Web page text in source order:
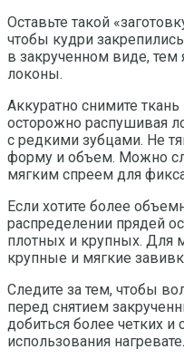
Оставьте такой
чтобы кудри
в закрученном виде, тем
локоны.
Аккуратно снимите ткань
осторожно распушивая
с редкими зубцами. Не
форму и объем. Можно
мягким спреем для
Если хотите более
распределении прядей
плотных и крупных. Для
крупные и мягкие
Следите за тем, чтобы
перед снятием
добиться более четких и
использования